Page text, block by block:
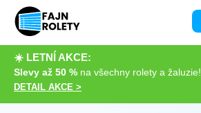
☀️ LETNÍ AKCE:
Slevy až 50 % na všechny rolety a žaluzie!
DETAIL AKCE >